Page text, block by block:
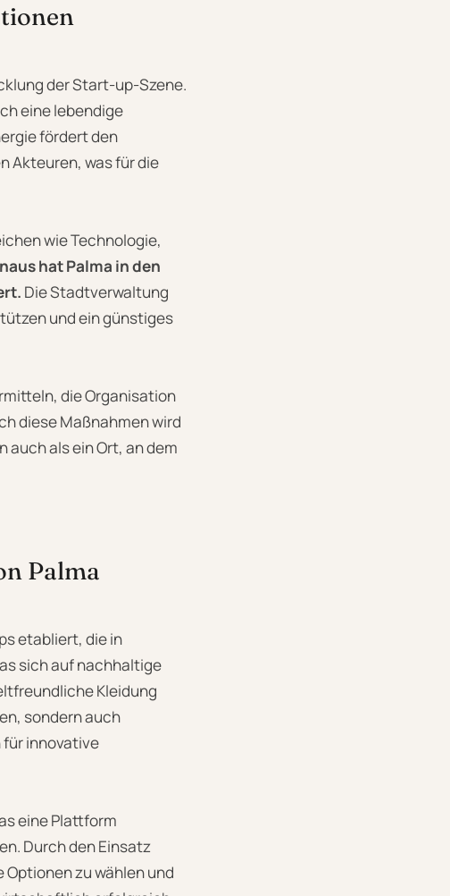
der Start-up-Szene.
eine lebendige
fördert den
Akteuren, was für die
wie Technologie,
hat Palma in den
Die Stadtverwaltung
und ein günstiges
die Organisation
diese Maßnahmen wird
als ein Ort, an dem
Palma
etabliert, die in
sich auf nachhaltige
Kleidung
sondern auch
innovative
eine Plattform
Durch den Einsatz
zu wählen und